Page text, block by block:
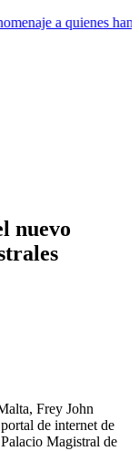
han atendido
nuevo
Frey John
de internet de
Magistral de